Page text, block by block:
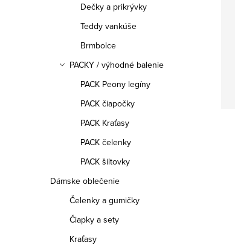
Dečky a prikrývky
Teddy vankúše
Brmbolce
PACKY / výhodné balenie
PACK Peony legíny
PACK čiapočky
PACK Kraťasy
PACK čelenky
PACK šiltovky
Dámske oblečenie
Čelenky a gumičky
Čiapky a sety
Kraťasy